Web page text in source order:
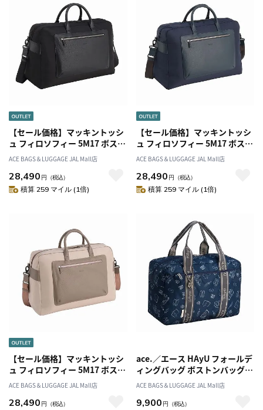
【セール価格】マッキントッシ
ュ フィロソフィー 5M17 ボスト
ンバッグ L 17736
ACE BAGS＆LUGGAGE JAL Mall店
28,490 円 （税込）
積算 259 マイル (1倍)
【セール価格】マッキントッシ
ュ フィロソフィー 5M17 ボスト
ンバッグ L 17736
ACE BAGS＆LUGGAGE JAL Mall店
28,490 円 （税込）
積算 259 マイル (1倍)
【セール価格】マッキントッシ
ュ フィロソフィー 5M17 ボスト
ンバッグ L 17736
ACE BAGS＆LUGGAGE JAL Mall店
28,490 円 （税込）
ace.／エース HAyU フォールデ
ィングバッグ ボストンバッグ
17863
ACE BAGS＆LUGGAGE JAL Mall店
9,900 円 （税込）